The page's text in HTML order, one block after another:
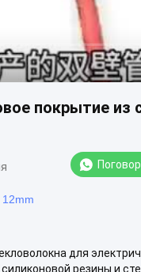
покрытие из
12mm
для
резины и